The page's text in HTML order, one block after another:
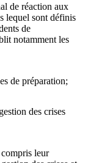
de réaction aux
lequel sont définis
de
notamment les
de préparation;
des crises
leur